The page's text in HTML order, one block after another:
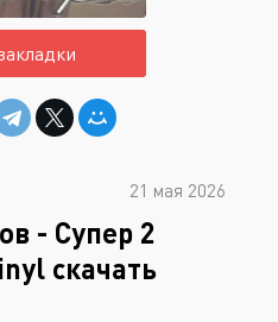
НА САЙТ
Восстановить пароль
через
21 мая 2026
- Супер 2
скачать